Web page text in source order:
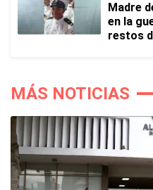
Madre
en la
restos
MÁS NOTICIAS